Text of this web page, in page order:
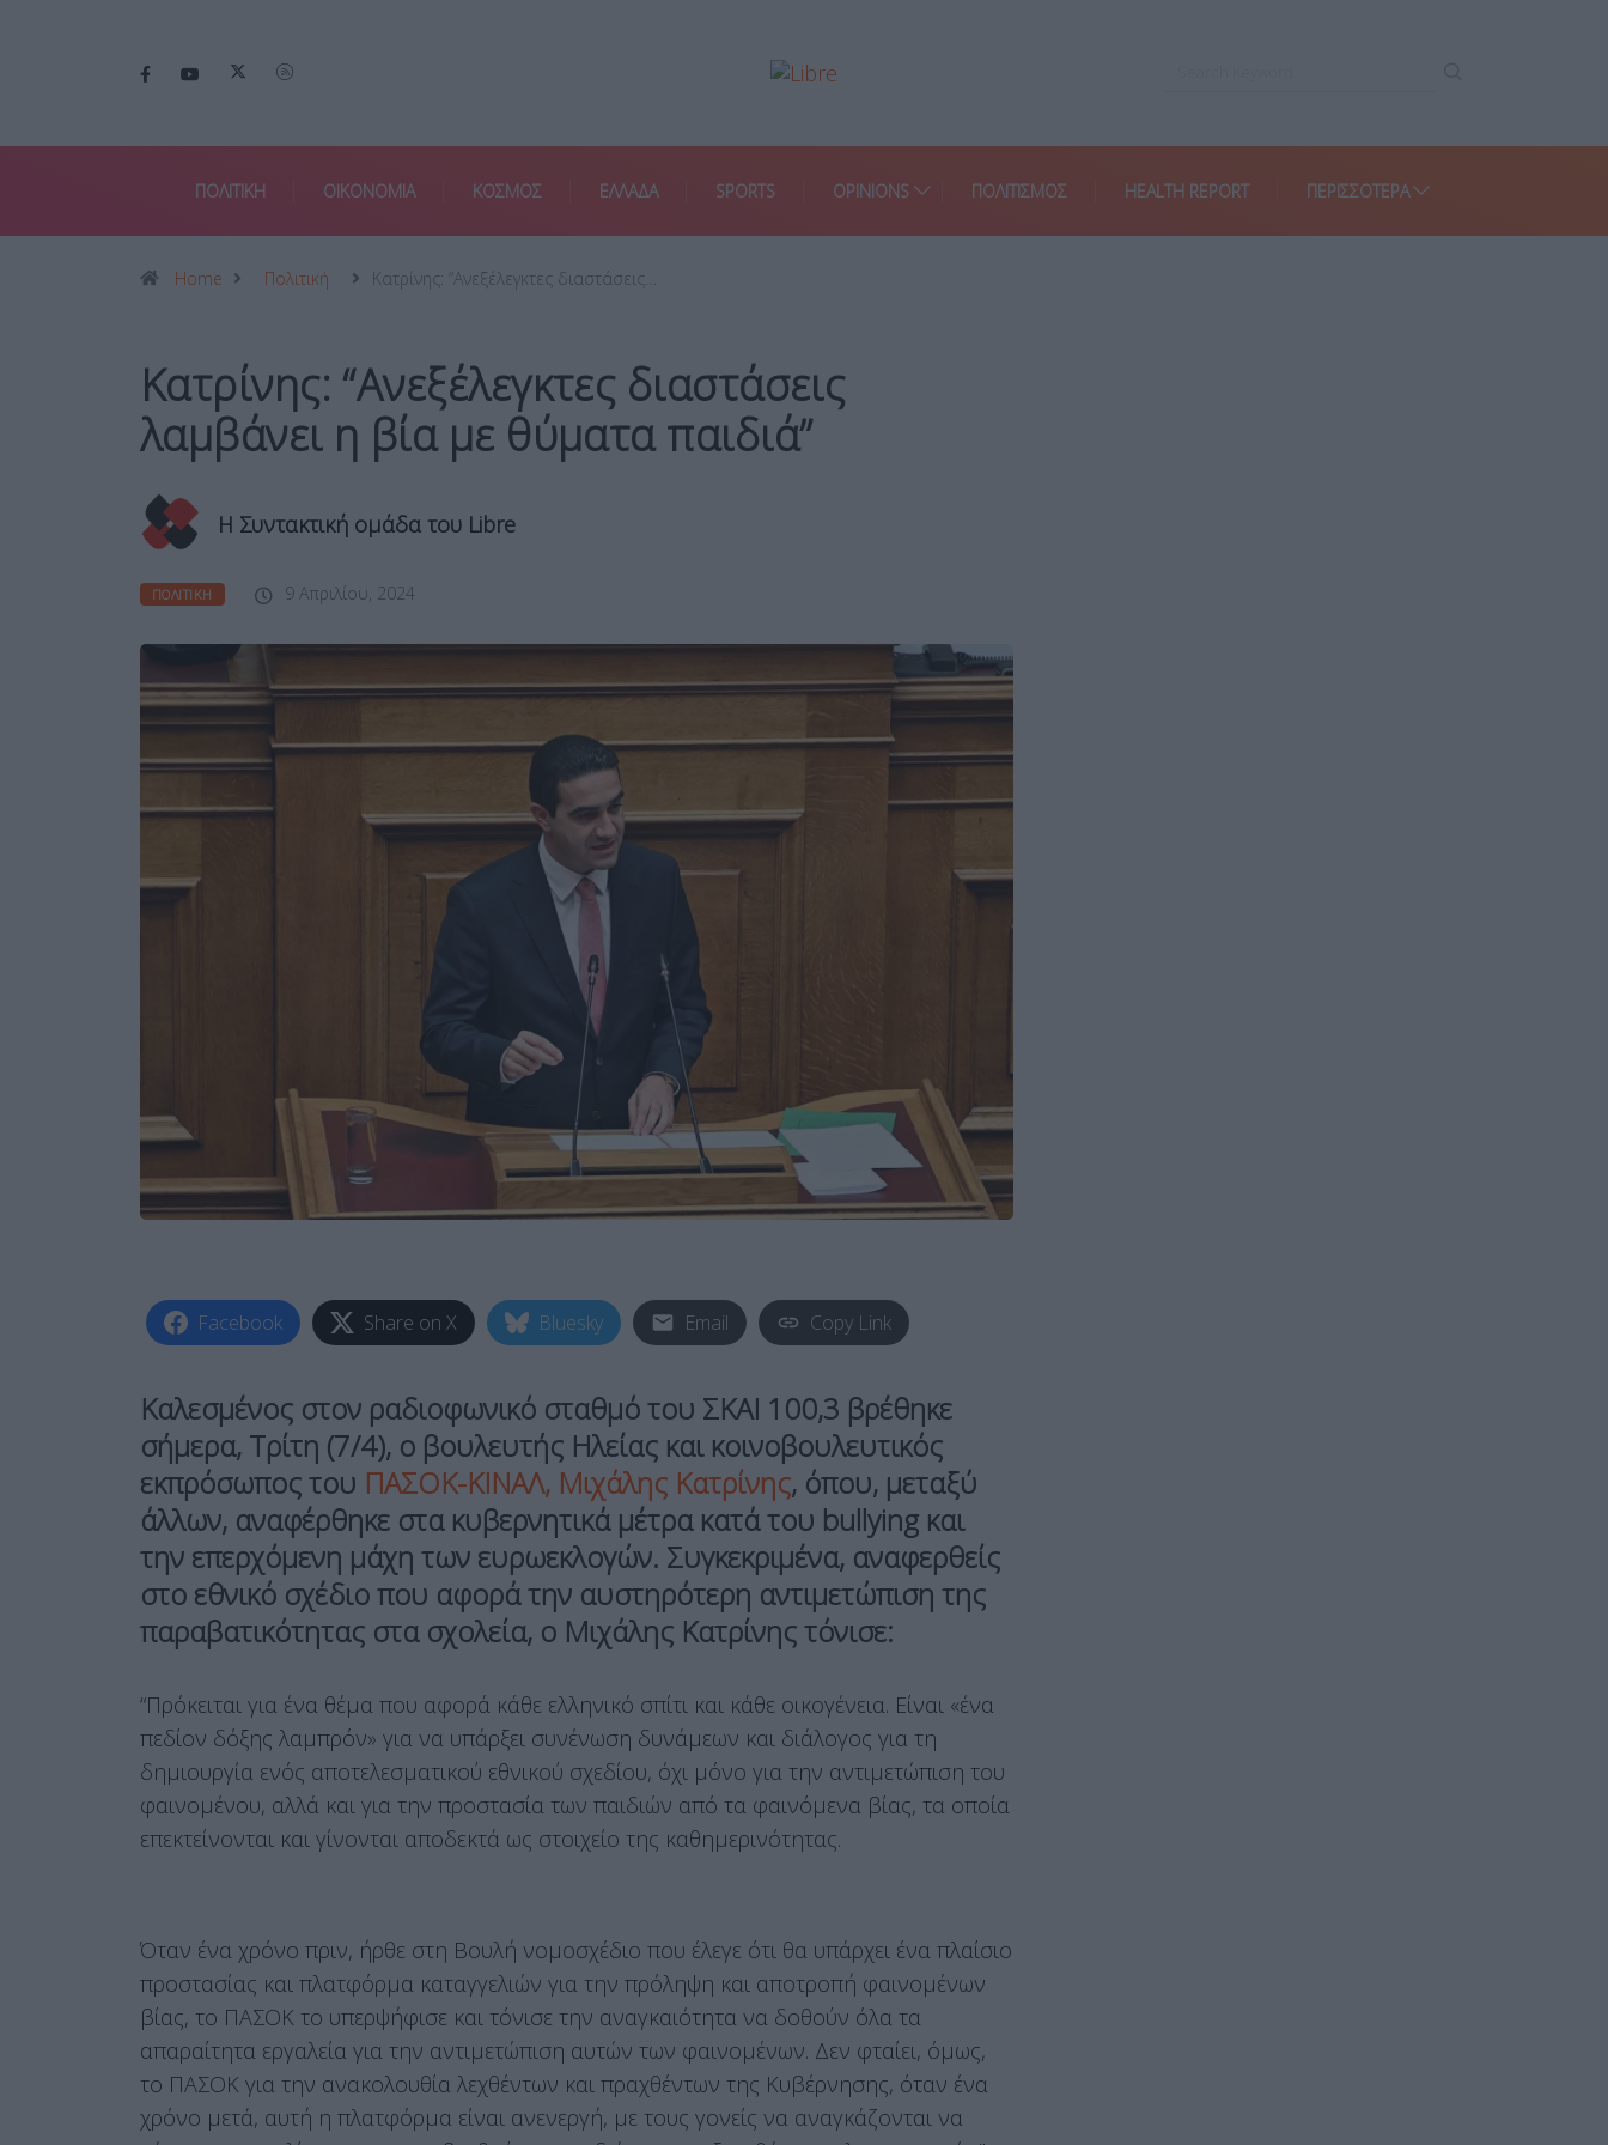
ΠΟΛΙΤΙΚΗ ΟΙΚΟΝΟΜΙΑ ΚΟΣΜΟΣ ΕΛΛΑΔΑ SPORTS OPINIONS ΠΟΛΙΤΙΣΜΟΣ HEALTH REPORT ΠΕΡΙΣΣΌΤΕΡΑ
Home Πολιτική Κατρίνης: “Ανεξέλεγκτες διαστάσεις…
Κατρίνης: “Ανεξέλεγκτες διαστάσεις
λαμβάνει η βία με θύματα παιδιά”
Η Συντακτική ομάδα του Libre
ΠΟΛΙΤΙΚΉ 9 Απριλίου, 2024
Facebook Share on X Bluesky Email Copy Link
Καλεσμένος στον ραδιοφωνικό σταθμό του ΣΚΑΙ 100,3 βρέθηκε
σήμερα, Τρίτη (7/4), ο βουλευτής Ηλείας και κοινοβουλευτικός
εκπρόσωπος του ΠΑΣΟΚ-ΚΙΝΑΛ, Μιχάλης Κατρίνης, όπου, μεταξύ
άλλων, αναφέρθηκε στα κυβερνητικά μέτρα κατά του bullying και
την επερχόμενη μάχη των ευρωεκλογών. Συγκεκριμένα, αναφερθείς
στο εθνικό σχέδιο που αφορά την αυστηρότερη αντιμετώπιση της
παραβατικότητας στα σχολεία, ο Μιχάλης Κατρίνης τόνισε:
“Πρόκειται για ένα θέμα που αφορά κάθε ελληνικό σπίτι και κάθε οικογένεια. Είναι «ένα
πεδίον δόξης λαμπρόν» για να υπάρξει συνένωση δυνάμεων και διάλογος για τη
δημιουργία ενός αποτελεσματικού εθνικού σχεδίου, όχι μόνο για την αντιμετώπιση του
φαινομένου, αλλά και για την προστασία των παιδιών από τα φαινόμενα βίας, τα οποία
επεκτείνονται και γίνονται αποδεκτά ως στοιχείο της καθημερινότητας.
Όταν ένα χρόνο πριν, ήρθε στη Βουλή νομοσχέδιο που έλεγε ότι θα υπάρχει ένα πλαίσιο
προστασίας και πλατφόρμα καταγγελιών για την πρόληψη και αποτροπή φαινομένων
βίας, το ΠΑΣΟΚ το υπερψήφισε και τόνισε την αναγκαιότητα να δοθούν όλα τα
απαραίτητα εργαλεία για την αντιμετώπιση αυτών των φαινομένων. Δεν φταίει, όμως,
το ΠΑΣΟΚ για την ανακολουθία λεχθέντων και πραχθέντων της Κυβέρνησης, όταν ένα
χρόνο μετά, αυτή η πλατφόρμα είναι ανενεργή, με τους γονείς να αναγκάζονται να